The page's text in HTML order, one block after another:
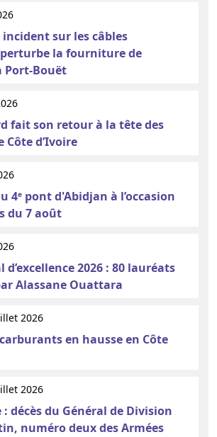
sur les câbles
la fourniture de
Port-Bouët
fait son retour à la tête des
Côte d’Ivoire
4ᵉ pont d'Abidjan à l’occasion
du 7 août
2026 : 80 lauréats
Alassane Ouattara
2026
en hausse en Côte
2026
: décès du Général de Division
numéro deux des Armées